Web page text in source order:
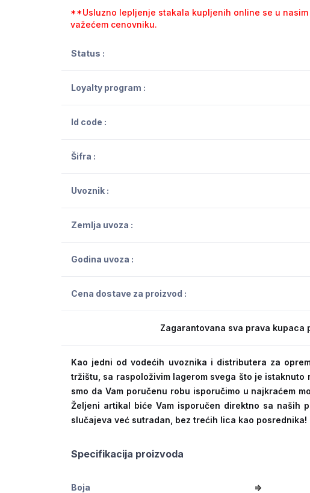
**Usluzno lepljenje stakala kupljenih online se u
važećem cenovniku.
Status :
Loyalty program :
Id code :
Šifra :
Uvoznik :
Zemlja uvoza :
Godina uvoza :
Cena dostave za proizvod :
Zagarantovana sva prava kupaca
Kao jedni od vodećih uvoznika i distributera za
tržištu, sa raspoloživim lagerom svega što je istaknuto
smo da Vam poručenu robu isporučimo u najkraćem
Željeni artikal biće Vam isporučen direktno sa naših
slučajeva već sutradan, bez trećih lica kao posrednika!
Specifikacija proizvoda
Boja =>